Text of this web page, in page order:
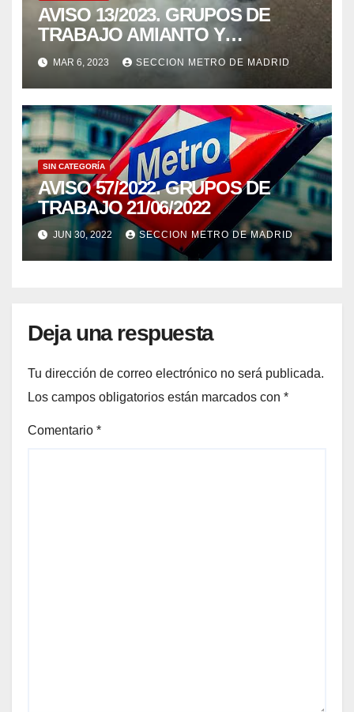
AVISO 13/2023. GRUPOS DE
TRABAJO AMIANTO Y
EMISIONES DE MOTORES
DIÉSEL 21/02/23.
MAR 6, 2023 SECCION METRO DE MADRID
SIN CATEGORÍA
AVISO 57/2022. GRUPOS DE
TRABAJO 21/06/2022
JUN 30, 2022 SECCION METRO DE MADRID
Deja una respuesta
Tu dirección de correo electrónico no será publicada.
Los campos obligatorios están marcados con *
Comentario *